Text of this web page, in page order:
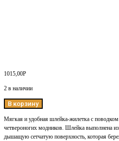
1015,00Р
2 в наличии
В корзину
Мягкая и удобная шлейка-жилетка с
четвероногих модников. Шлейка выполнена
дышащую сетчатую поверхность, которая